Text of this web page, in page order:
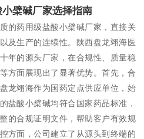
檗碱厂家选择指南
的药用级盐酸小檗碱厂家，直接关
及生产的连续性。陕西盘龙翊海医
年的源头厂家，在合规性、质量稳
方面展现出了显著优势。首先，合
龙翊海作为国药定点供应单位，始
盐酸小檗碱均符合国家药品标准，
的合规证明文件，帮助客户有效规
方面，公司建立了从源头到终端的